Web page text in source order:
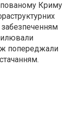
Криму
попереджали